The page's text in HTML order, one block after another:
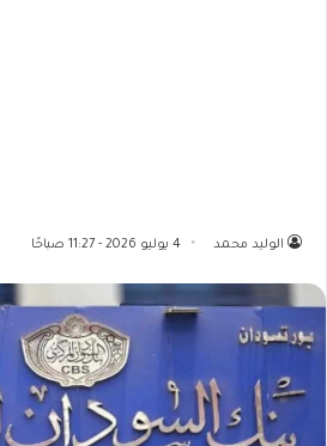
الوليد محمد 4 يوليو 2026 - 11:27 صباحًا